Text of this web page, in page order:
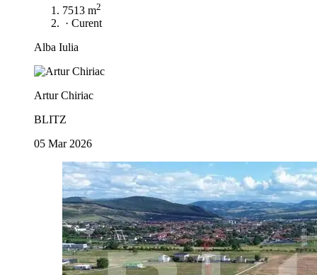
7513 m2
· Curent
Alba Iulia
Artur Chiriac
BLITZ
05 Mar 2026